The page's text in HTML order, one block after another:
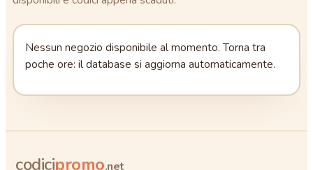
Nessun negozio disponibile al momento. Torna tra
poche ore: il database si aggiorna automaticamente.
codicipromo.net